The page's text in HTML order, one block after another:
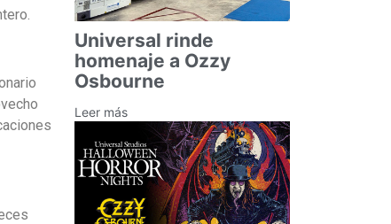
Universal rinde
homenaje a Ozzy
Osbourne
Leer más